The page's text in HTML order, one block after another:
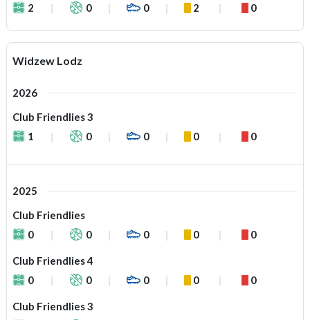
2
0 0 2 0
Widzew Lodz
2026
Club Friendlies 3
1
0 0 0 0
2025
Club Friendlies
0
0 0 0 0
Club Friendlies 4
0
0 0 0 0
Club Friendlies 3